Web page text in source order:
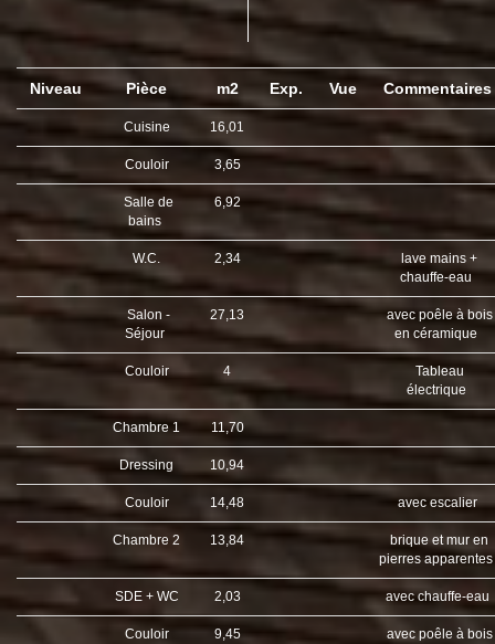
Niveau Pièce m2 Exp. Vue Commentaires
Cuisine 16,01
Couloir 3,65
Salle de
bains
6,92
W.C. 2,34
lave mains +
chauffe-eau
Salon -
Séjour
27,13
avec poêle à bois
en céramique
Couloir 4
Tableau
électrique
Chambre 1 11,70
Dressing 10,94
Couloir 14,48 avec escalier
Chambre 2 13,84
brique et mur en
pierres apparentes
SDE + WC 2,03 avec chauffe-eau
Couloir 9,45
avec poêle à bois